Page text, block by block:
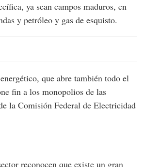
ya sean campos maduros, en
y petróleo y gas de esquisto.
que abre también todo el
fin a los monopolios de las
la Comisión Federal de Electricidad
reconocen que existe un gran